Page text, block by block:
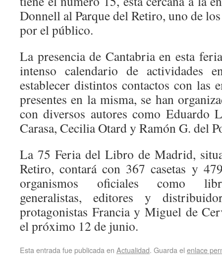
Donnell al Parque del Retiro, uno de
por el público.
La presencia de Cantabria en esta
intenso calendario de actividades
establecer distintos contactos con las
presentes en la misma, se han
con diversos autores como Eduardo
Carasa, Cecilia Otard y Ramón G. del
La 75 Feria del Libro de Madrid,
Retiro, contará con 367 casetas y
organismos oficiales como
generalistas, editores y
protagonistas Francia y Miguel de
el próximo 12 de junio.
Esta entrada fue publicada en Actualidad. Guarda el enlace